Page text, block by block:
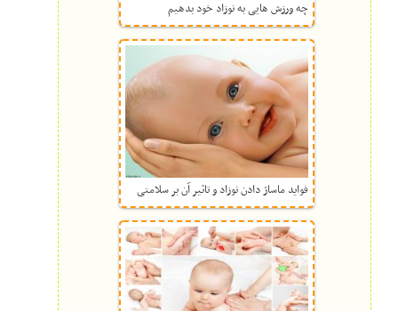
چه ورزش هایی به نوزاد خود بدهیم
فواید ماساژ دادن نوزاد و تاثیر آن بر سلامتی